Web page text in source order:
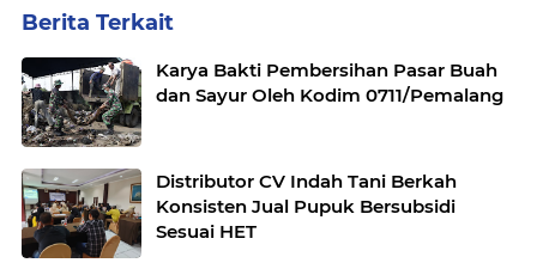
Berita Terkait
Karya Bakti Pembersihan Pasar Buah
dan Sayur Oleh Kodim 0711/Pemalang
Distributor CV Indah Tani Berkah
Konsisten Jual Pupuk Bersubsidi
Sesuai HET